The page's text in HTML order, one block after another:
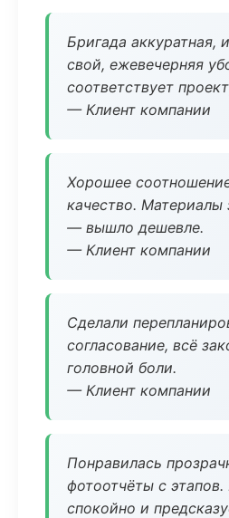
Бригада аккуратная,
свой, ежевечерняя
соответствует
— Клиент компании
Хорошее
качество. Материалы
— вышло дешевле.
— Клиент компании
Сделали
согласование, всё
головной боли.
— Клиент компании
Понравилась
фотоотчёты с этапов.
спокойно и